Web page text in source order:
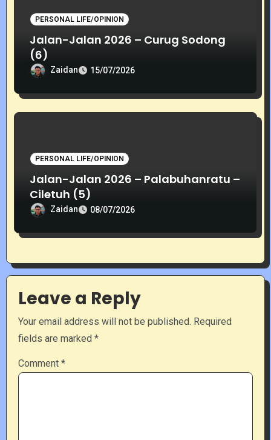
PERSONAL LIFE/OPINION
Jalan-Jalan 2026 – Curug Sodong
(6)
Zaidan 15/07/2026
PERSONAL LIFE/OPINION
Jalan-Jalan 2026 – Palabuhanratu –
Ciletuh (5)
Zaidan 08/07/2026
Leave a Reply
Your email address will not be published. Required
fields are marked *
Comment *